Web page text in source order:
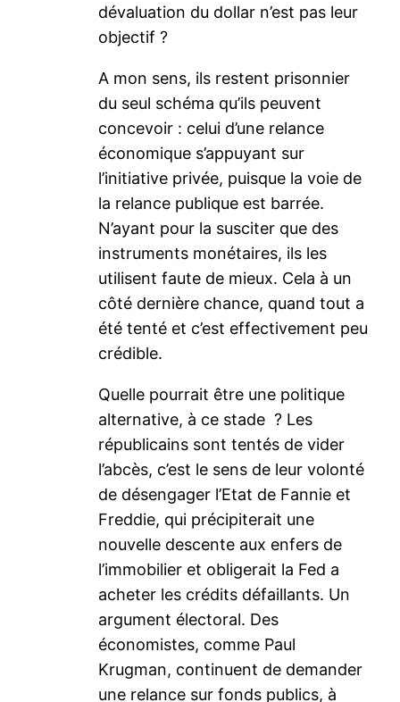
dévaluation du dollar n’est pas leur
objectif ?
A mon sens, ils restent prisonnier
du seul schéma qu’ils peuvent
concevoir : celui d’une relance
économique s’appuyant sur
l’initiative privée, puisque la voie de
la relance publique est barrée.
N’ayant pour la susciter que des
instruments monétaires, ils les
utilisent faute de mieux. Cela à un
côté dernière chance, quand tout a
été tenté et c’est effectivement peu
crédible.
Quelle pourrait être une politique
alternative, à ce stade ? Les
républicains sont tentés de vider
l’abcès, c’est le sens de leur volonté
de désengager l’Etat de Fannie et
Freddie, qui précipiterait une
nouvelle descente aux enfers de
l’immobilier et obligerait la Fed a
acheter les crédits défaillants. Un
argument électoral. Des
économistes, comme Paul
Krugman, continuent de demander
une relance sur fonds publics, à